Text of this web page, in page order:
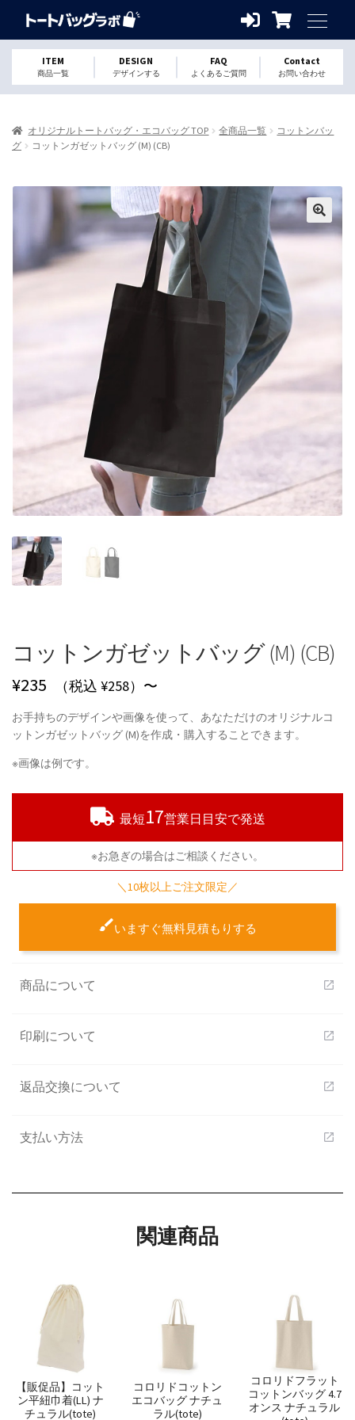
ITEM
商品一覧
DESIGN
デザインする
FAQ
よくあるご質問
Contact
お問い合わせ
オリジナルトートバッグ・エコバッグ TOP 全商品一覧
コットンバッ
グ
コットンガゼットバッグ (M) (CB)
🔍
コットンガゼットバッグ (M) (CB)
¥235 （税込 ¥258）〜
お手持ちのデザインや画像を使って、あなただけのオリジナルコ
ットンガゼットバッグ (M)を作成・購入することできます。
※画像は例です。
最短17営業日目安で発送
※お急ぎの場合はご相談ください。
＼10枚以上ご注文限定／
いますぐ無料見積もりする
商品について open_in_new
印刷について open_in_new
返品交換について open_in_new
支払い方法 open_in_new
関連商品
【販促品】コット
ン平紐巾着(LL) ナ
チュラル(tote)
コロリドコットン
エコバッグ ナチュ
ラル(tote)
コロリドフラット
コットンバッグ 4.7
オンス ナチュラル